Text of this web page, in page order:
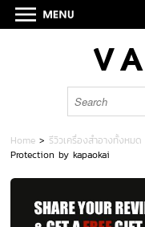
Home >รีวิวเครื่องสำอางทั้งหมด
Protection by kapaokai